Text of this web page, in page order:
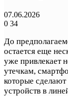
07.06.2026
0 34
До
остается еще
уже привлекает
утечкам,
которые
устройств в